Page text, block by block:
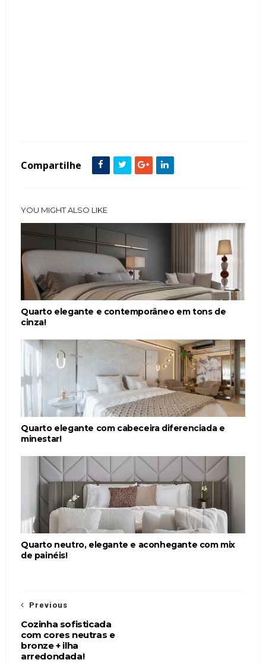
Compartilhe
YOU MIGHT ALSO LIKE
Quarto elegante e contemporâneo em tons de
cinza!
Quarto elegante com cabeceira diferenciada e
minestar!
Quarto neutro, elegante e aconhegante com mix
de painéis!
Previous
Cozinha sofisticada
com cores neutras e
bronze + ilha
arredondada!